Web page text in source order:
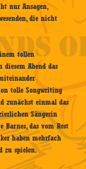
nur Ansagen,
die nicht
tollen
Abend das
tolle Songwriting
zunächst einmal das
Sängerin
Barnes, das vom Rest
haben mehrfach
zu spielen.